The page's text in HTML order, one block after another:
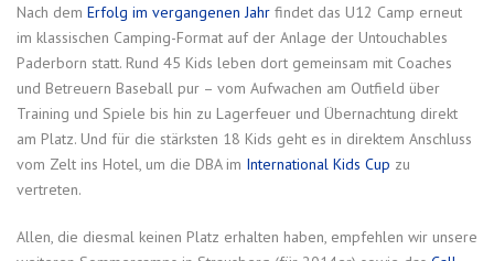
Nach dem Erfolg im vergangenen Jahr findet das U12 Camp erneut
im klassischen Camping-Format auf der Anlage der Untouchables
Paderborn statt. Rund 45 Kids leben dort gemeinsam mit Coaches
und Betreuern Baseball pur – vom Aufwachen am Outfield über
Training und Spiele bis hin zu Lagerfeuer und Übernachtung direkt
am Platz. Und für die stärksten 18 Kids geht es in direktem Anschluss
vom Zelt ins Hotel, um die DBA im International Kids Cup zu
vertreten.
Allen, die diesmal keinen Platz erhalten haben, empfehlen wir unsere